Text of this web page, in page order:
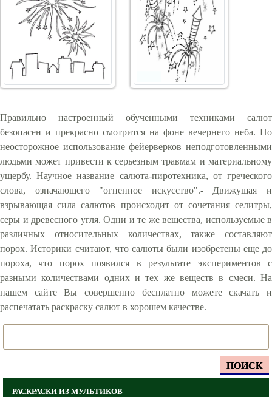
ПОИСК
РАСКРАСКИ ИЗ МУЛЬТИКОВ
Правильно настроенный обученными техниками салют
безопасен и прекрасно смотрится на фоне вечернего неба. Но
неосторожное использование фейерверков неподготовленными
людьми может привести к серьезным травмам и материальному
ущербу. Научное название салюта-пиротехника, от греческого
слова, означающего "огненное искусство".- Движущая и
взрывающая сила салютов происходит от сочетания селитры,
серы и древесного угля. Одни и те же вещества, используемые в
различных относительных количествах, также составляют
порох. Историки считают, что салюты были изобретены еще до
пороха, что порох появился в результате экспериментов с
разными количествами одних и тех же веществ в смеси. На
нашем сайте Вы совершенно бесплатно можете скачать и
распечатать раскраску салют в хорошем качестве.